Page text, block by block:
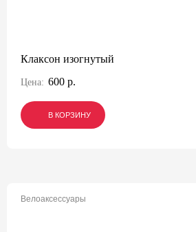
Клаксон изогнутый
Цена: 600 р.
В КОРЗИНУ
В КОРЗИНУ
В КОРЗИНУ
Велоаксессуары